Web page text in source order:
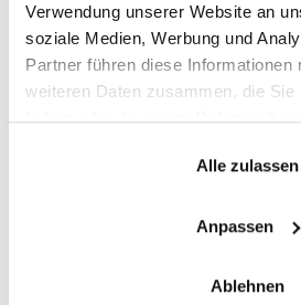
Verwendung unserer Website an
soziale Medien, Werbung und
Partner führen diese Informationen
weiteren Daten zusammen, die Sie
haben oder die sie im Rahmen
Alle zulassen
Anpassen
Ablehnen